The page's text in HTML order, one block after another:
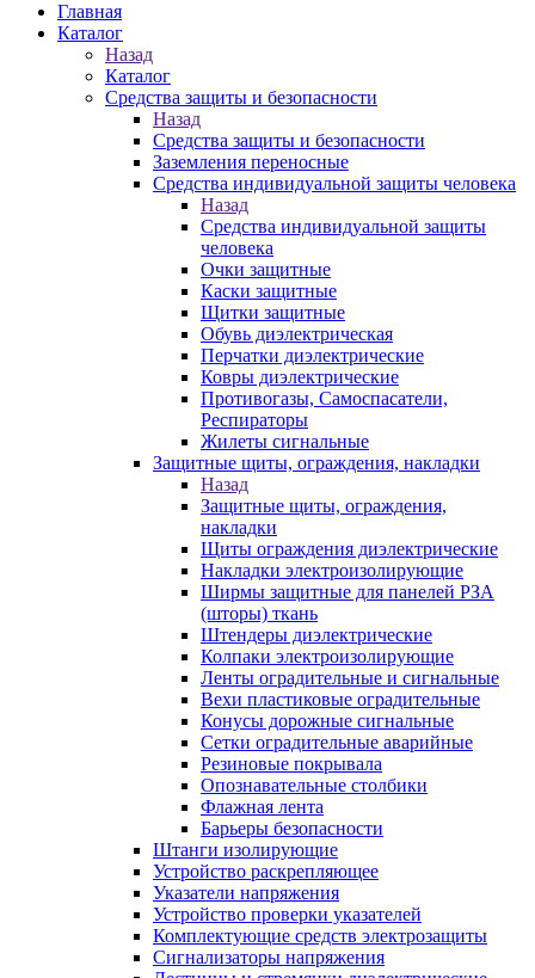
Главная
Каталог
Назад
Каталог
Средства защиты и безопасности
Назад
Средства защиты и безопасности
Заземления переносные
Средства индивидуальной защиты человека
Назад
Средства индивидуальной защиты
человека
Очки защитные
Каски защитные
Щитки защитные
Обувь диэлектрическая
Перчатки диэлектрические
Ковры диэлектрические
Противогазы, Самоспасатели,
Респираторы
Жилеты сигнальные
Защитные щиты, ограждения, накладки
Назад
Защитные щиты, ограждения,
накладки
Щиты ограждения диэлектрические
Накладки электроизолирующие
Ширмы защитные для панелей РЗА
(шторы) ткань
Штендеры диэлектрические
Колпаки электроизолирующие
Ленты оградительные и сигнальные
Вехи пластиковые оградительные
Конусы дорожные сигнальные
Сетки оградительные аварийные
Резиновые покрывала
Опознавательные столбики
Флажная лента
Барьеры безопасности
Штанги изолирующие
Устройство раскрепляющее
Указатели напряжения
Устройство проверки указателей
Комплектующие средств электрозащиты
Сигнализаторы напряжения